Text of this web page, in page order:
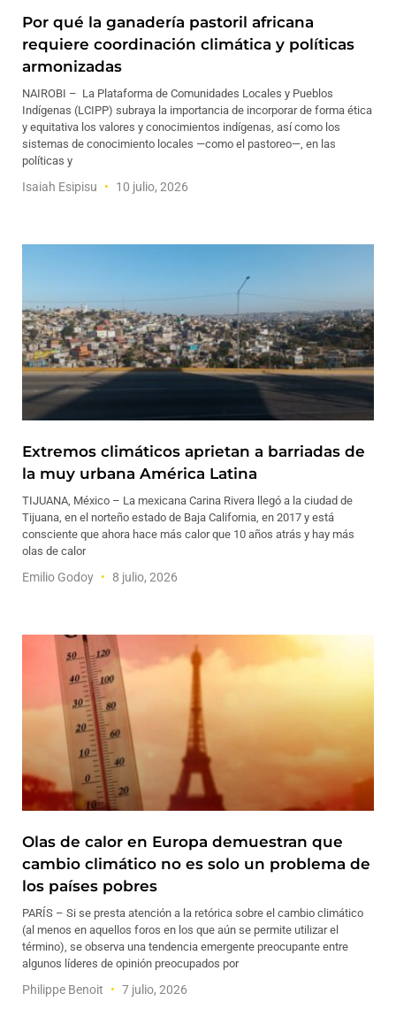
Por qué la ganadería pastoril africana
requiere coordinación climática y políticas
armonizadas
NAIROBI – La Plataforma de Comunidades Locales y Pueblos
Indígenas (LCIPP) subraya la importancia de incorporar de forma ética
y equitativa los valores y conocimientos indígenas, así como los
sistemas de conocimiento locales —como el pastoreo—, en las
políticas y
Isaiah Esipisu 10 julio, 2026
Extremos climáticos aprietan a barriadas de
la muy urbana América Latina
TIJUANA, México – La mexicana Carina Rivera llegó a la ciudad de
Tijuana, en el norteño estado de Baja California, en 2017 y está
consciente que ahora hace más calor que 10 años atrás y hay más
olas de calor
Emilio Godoy 8 julio, 2026
Olas de calor en Europa demuestran que
cambio climático no es solo un problema de
los países pobres
PARÍS – Si se presta atención a la retórica sobre el cambio climático
(al menos en aquellos foros en los que aún se permite utilizar el
término), se observa una tendencia emergente preocupante entre
algunos líderes de opinión preocupados por
Philippe Benoit 7 julio, 2026